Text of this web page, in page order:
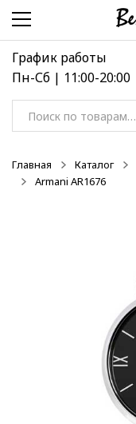
Перейти
навигации
Перейти
содержимому
График работы
Пн-Сб | 11:00-20:00
Искать:
Главная Каталог
Armani AR1676
-50%
-50%
-50%